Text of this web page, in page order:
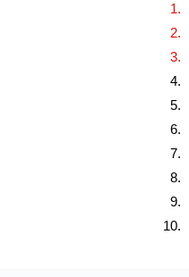
1.
2.
3.
4.
5.
6.
7.
8.
9.
10.